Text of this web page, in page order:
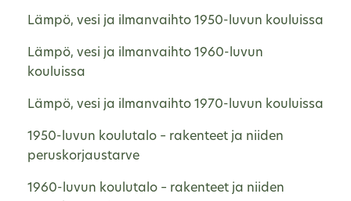
Lämpö, vesi ja ilmanvaihto 1950-luvun kouluissa
Lämpö, vesi ja ilmanvaihto 1960-luvun
kouluissa
Lämpö, vesi ja ilmanvaihto 1970-luvun kouluissa
1950-luvun koulutalo – rakenteet ja niiden
peruskorjaustarve
1960-luvun koulutalo – rakenteet ja niiden